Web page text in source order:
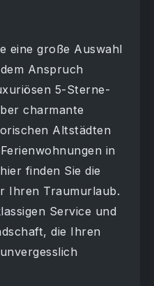
eine große Auswahl
Anspruch
5-Sterne-
charmante
Altstädten
in
finden Sie die
Ihren Traumurlaub.
Service und
die Ihren